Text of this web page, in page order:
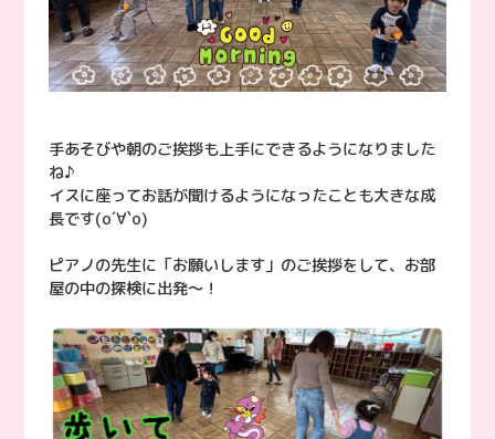
手あそびや朝のご挨拶も上手にできるようになりました
ね♪
イスに座ってお話が聞けるようになったことも大きな成
長です(о´∀`о)
ピアノの先生に「お願いします」のご挨拶をして、お部
屋の中の探検に出発〜！